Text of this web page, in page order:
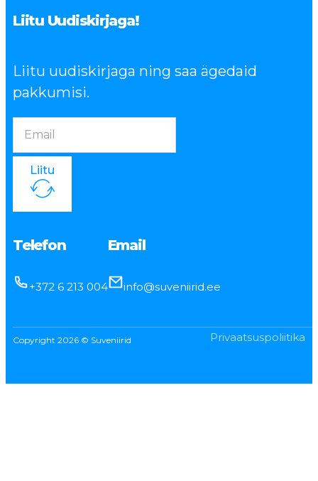
Liitu Uudiskirjaga!
Liitu uudiskirjaga ning saa ägedaid
pakkumisi.
Liitu
Telefon
+372 6 213 004
Email
info@suveniirid.ee
Copyright 2026 © Suveniirid Privaatsuspoliitika